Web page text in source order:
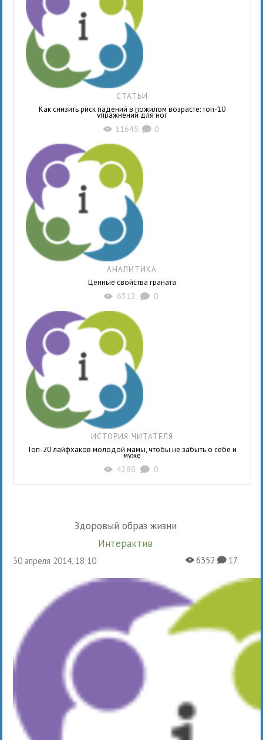
СТАТЬИ
Как снизить риск падений в пожилом возрасте: топ-10
упражнений для ног
X 11645 K 0
АНАЛИТИКА
Ценные свойства граната
X 6312 K 0
ИСТОРИЯ ЧИТАТЕЛЯ
Топ-20 лайфхаков молодой мамы, чтобы не забыть о себе и
муже
X 4280 K 0
Здоровый образ жизни
Интерактив
30 апреля 2014, 18:10 X6352K17